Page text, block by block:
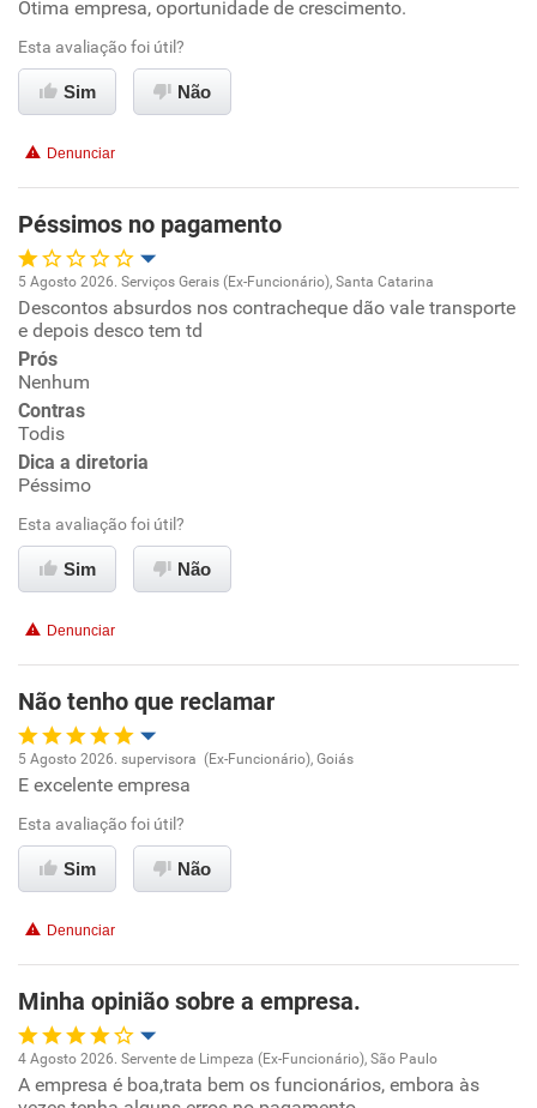
Oportunidade de promoção
Ambiente de trabalho
Benefícios
Recomenda esta empresa
Recomenda a diretoria
Ótima empresa, oportunidade de crescimento.
Esta avaliação foi útil?
Sim Não
Denunciar
Péssimos no pagamento
Oportunidade de promoção
Ambiente de trabalho
Conciliação com a vida familiar
Benefícios
Não recomenda esta empresa
Não recomenda a diretoria
5 Agosto 2026. Serviços Gerais (Ex-Funcionário), Santa Catarina
Descontos absurdos nos contracheque dão vale transporte
e depois desco tem td
Prós
Nenhum
Contras
Todis
Dica a diretoria
Péssimo
Esta avaliação foi útil?
Sim Não
Denunciar
Não tenho que reclamar
Oportunidade de promoção
Ambiente de trabalho
Benefícios
Recomenda esta empresa
Recomenda a diretoria
5 Agosto 2026. supervisora (Ex-Funcionário), Goiás
E excelente empresa
Esta avaliação foi útil?
Sim Não
Denunciar
Minha opinião sobre a empresa.
Oportunidade de promoção
4 Agosto 2026. Servente de Limpeza (Ex-Funcionário), São Paulo
A empresa é boa,trata bem os funcionários, embora às